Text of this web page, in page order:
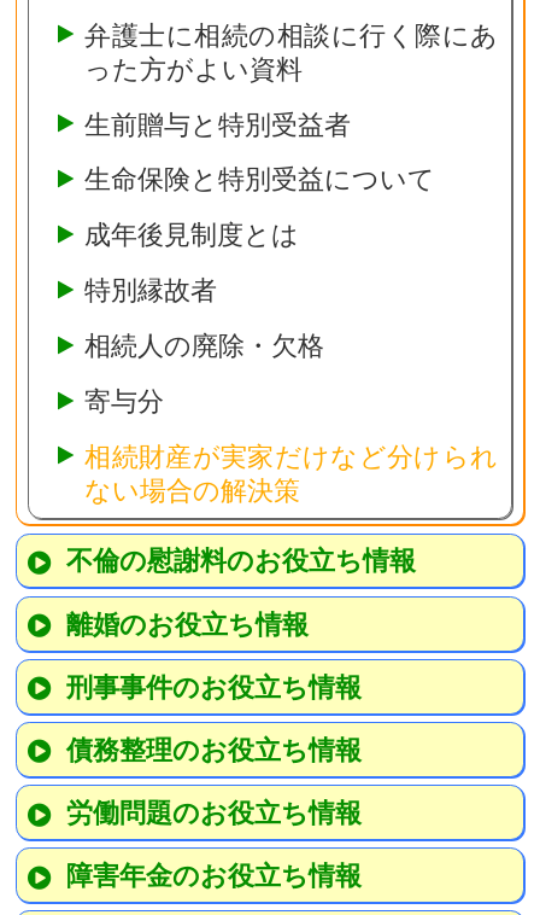
弁護士に相続の相談に行く際にあ
った方がよい資料
生前贈与と特別受益者
生命保険と特別受益について
成年後見制度とは
特別縁故者
相続人の廃除・欠格
寄与分
相続財産が実家だけなど分けられ
ない場合の解決策
不倫の慰謝料のお役立ち情報
離婚のお役立ち情報
刑事事件のお役立ち情報
債務整理のお役立ち情報
労働問題のお役立ち情報
障害年金のお役立ち情報